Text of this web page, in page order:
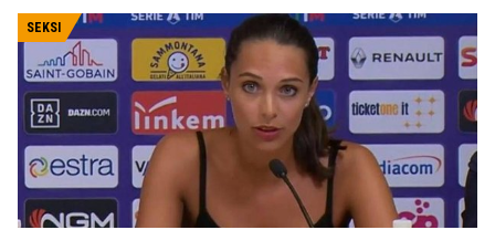
ležati njegovo mrtvo sestro, ki je umrla zaradi
koronavirusa in noben pogrebni zavod ni hotel priti
po truplo.
SEKSI